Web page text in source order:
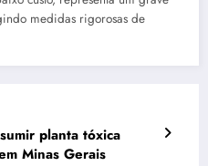
medidas rigorosas de
planta tóxica
Minas Gerais